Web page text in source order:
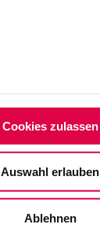
Cookies zulassen
Auswahl erlauben
Ablehnen